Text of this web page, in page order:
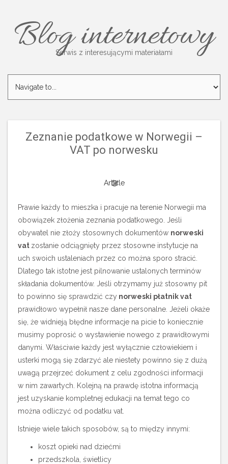
Blog internetowy
Serwis z interesującymi materiałami
Zeznanie podatkowe w Norwegii –
VAT po norwesku
Article
Prawie każdy to mieszka i pracuje na terenie Norwegii ma
obowiązek złożenia zeznania podatkowego. Jeśli
obywatel nie złoży stosownych dokumentów norweski
vat zostanie odciągnięty przez stosowne instytucje na
uch swoich ustaleniach przez co można sporo stracić.
Dlatego tak istotne jest pilnowanie ustalonych terminów
składania dokumentów. Jeśli otrzymamy już stosowny pit
to powinno się sprawdzić czy norweski płatnik vat
prawidłowo wypełnił nasze dane personalne. Jeżeli okaże
się, że widnieją błędne informacje na picie to koniecznie
musimy poprosić o wystawienie nowego z prawidłowymi
danymi. Właściwie każdy jest wyłącznie człowiekiem i
usterki mogą się zdarzyć ale niestety powinno się z dużą
uwagą przejrzeć dokument z celu zgodności informacji
w nim zawartych. Kolejną na prawdę istotna informacją
jest uzyskanie kompletnej edukacji na temat tego co
można odliczyć od podatku vat.
Istnieje wiele takich sposobów, są to między innymi:
koszt opieki nad dziećmi
przedszkola, świetlicy